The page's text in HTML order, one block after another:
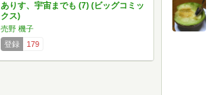
ありす、宇宙までも (7) (ビッグコミッ
クス)
売野 機子
登録
179